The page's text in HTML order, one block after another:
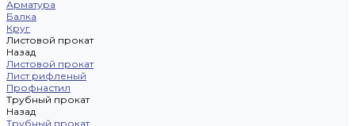
Арматура
Балка
Круг
Листовой прокат
Назад
Листовой прокат
Лист рифленый
Профнастил
Трубный прокат
Назад
Трубный прокат